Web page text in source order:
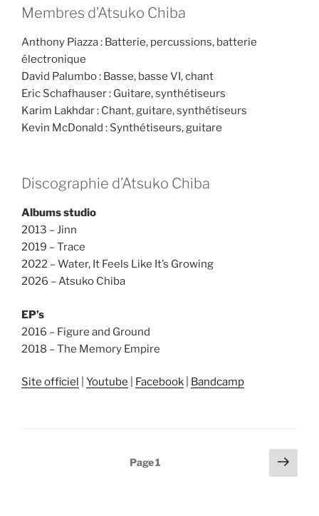
Membres d’Atsuko Chiba
Anthony Piazza : Batterie, percussions, batterie
électronique
David Palumbo : Basse, basse VI, chant
Eric Schafhauser : Guitare, synthétiseurs
Karim Lakhdar : Chant, guitare, synthétiseurs
Kevin McDonald : Synthétiseurs, guitare
Discographie d’Atsuko Chiba
Albums studio
2013 – Jinn
2019 – Trace
2022 – Water, It Feels Like It’s Growing
2026 – Atsuko Chiba
EP’s
2016 – Figure and Ground
2018 – The Memory Empire
Site officiel Youtube Facebook Bandcamp
Page1
Page